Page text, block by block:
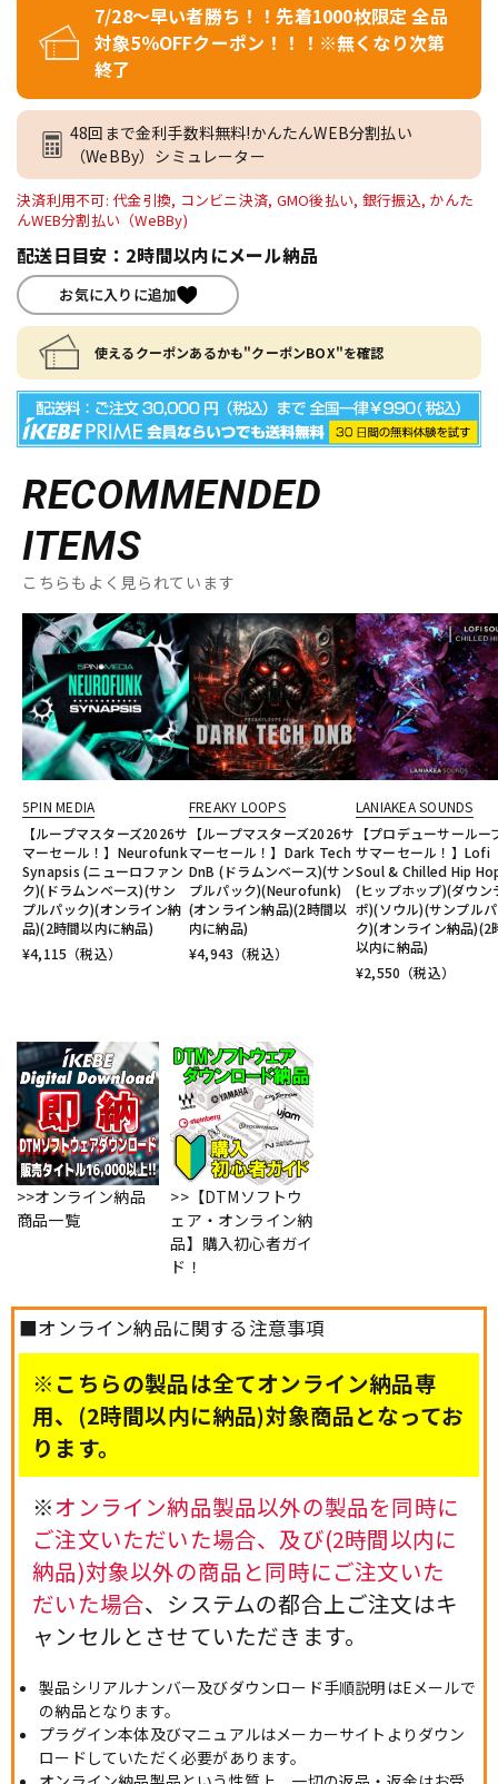
7/28～早い者勝ち！！先着1000枚限定 全品
対象5％OFFクーポン！！！※無くなり次第
終了
48回まで金利手数料無料!かんたんWEB分割払い
（WeBBy）シミュレーター
決済利用不可: 代金引換, コンビニ決済, GMO後払い, 銀行振込, かんた
んWEB分割払い（WeBBy)
配送日目安：2時間以内にメール納品
お気に入りに追加
使えるクーポンあるかも"クーポンBOX"を確認
RECOMMENDED
ITEMS
こちらもよく見られています
5PIN MEDIA
【ループマスターズ2026サ
マーセール！】Neurofunk
Synapsis (ニューロファン
ク)(ドラムンベース)(サン
プルパック)(オンライン納
品)(2時間以内に納品)
¥4,115 （税込）
FREAKY LOOPS
【ループマスターズ2026サ
マーセール！】Dark Tech
DnB (ドラムンベース)(サン
プルパック)(Neurofunk)
(オンライン納品)(2時間以
内に納品)
¥4,943 （税込）
LANIAKEA SOUNDS
【プロデューサールー
サマーセール！】Lofi
Soul & Chilled Hip
(ヒップホップ)(ダウン
ポ)(ソウル)(サンプル
ク)(オンライン納品)(2
以内に納品)
¥2,550 （税込）
>>オンライン納品
商品一覧
>>【DTMソフトウ
ェア・オンライン納
品】購入初心者ガイ
ド！
■オンライン納品に関する注意事項
※こちらの製品は全てオンライン納品専
用、(2時間以内に納品)対象商品となってお
ります。
※オンライン納品製品以外の製品を同時に
ご注文いただいた場合、及び(2時間以内に
納品)対象以外の商品と同時にご注文いた
だいた場合、システムの都合上ご注文はキ
ャンセルとさせていただきます。
製品シリアルナンバー及びダウンロード手順説明はEメールで
の納品となります。
プラグイン本体及びマニュアルはメーカーサイトよりダウン
ロードしていただく必要があります。